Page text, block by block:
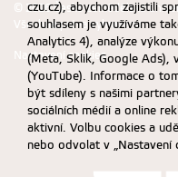
© 2026 Česká zemědělská
Všechna práva vyhrazena
Nastavení cookies
czu.cz), abychom zajistili
souhlasem je využíváme
Analytics 4), analýze
(Meta, Sklik, Google Ads),
(YouTube). Informace o
být sdíleny s našimi
sociálních médií a online
aktivní. Volbu cookies a
nebo odvolat v „Nastavení